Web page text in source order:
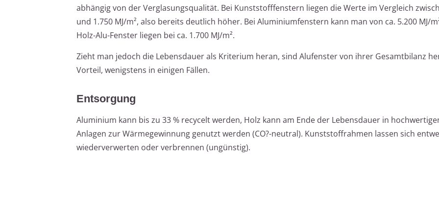
abhängig von der Verglasungsqualität. Bei Kunststofffenstern liegen die Werte im Vergleich
und 1.750 MJ/m², also bereits deutlich höher. Bei Aluminiumfenstern kann man von ca. 5.200 MJ/
Holz-Alu-Fenster liegen bei ca. 1.700 MJ/m².
Zieht man jedoch die Lebensdauer als Kriterium heran, sind Alufenster von ihrer Gesamtbilanz
Vorteil, wenigstens in einigen Fällen.
Entsorgung
Aluminium kann bis zu 33 % recycelt werden, Holz kann am Ende der Lebensdauer in
Anlagen zur Wärmegewinnung genutzt werden (CO?-neutral). Kunststoffrahmen lassen sich
wiederverwerten oder verbrennen (ungünstig).